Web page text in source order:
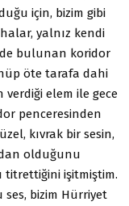
için, bizim gibi
yalnız kendi
bulunan koridor
öte tarafa dahi
verdiği elem ile gece
penceresinden
kıvrak bir sesin,
olduğunu
titrettiğini işitmiştim.
bizim Hürriyet